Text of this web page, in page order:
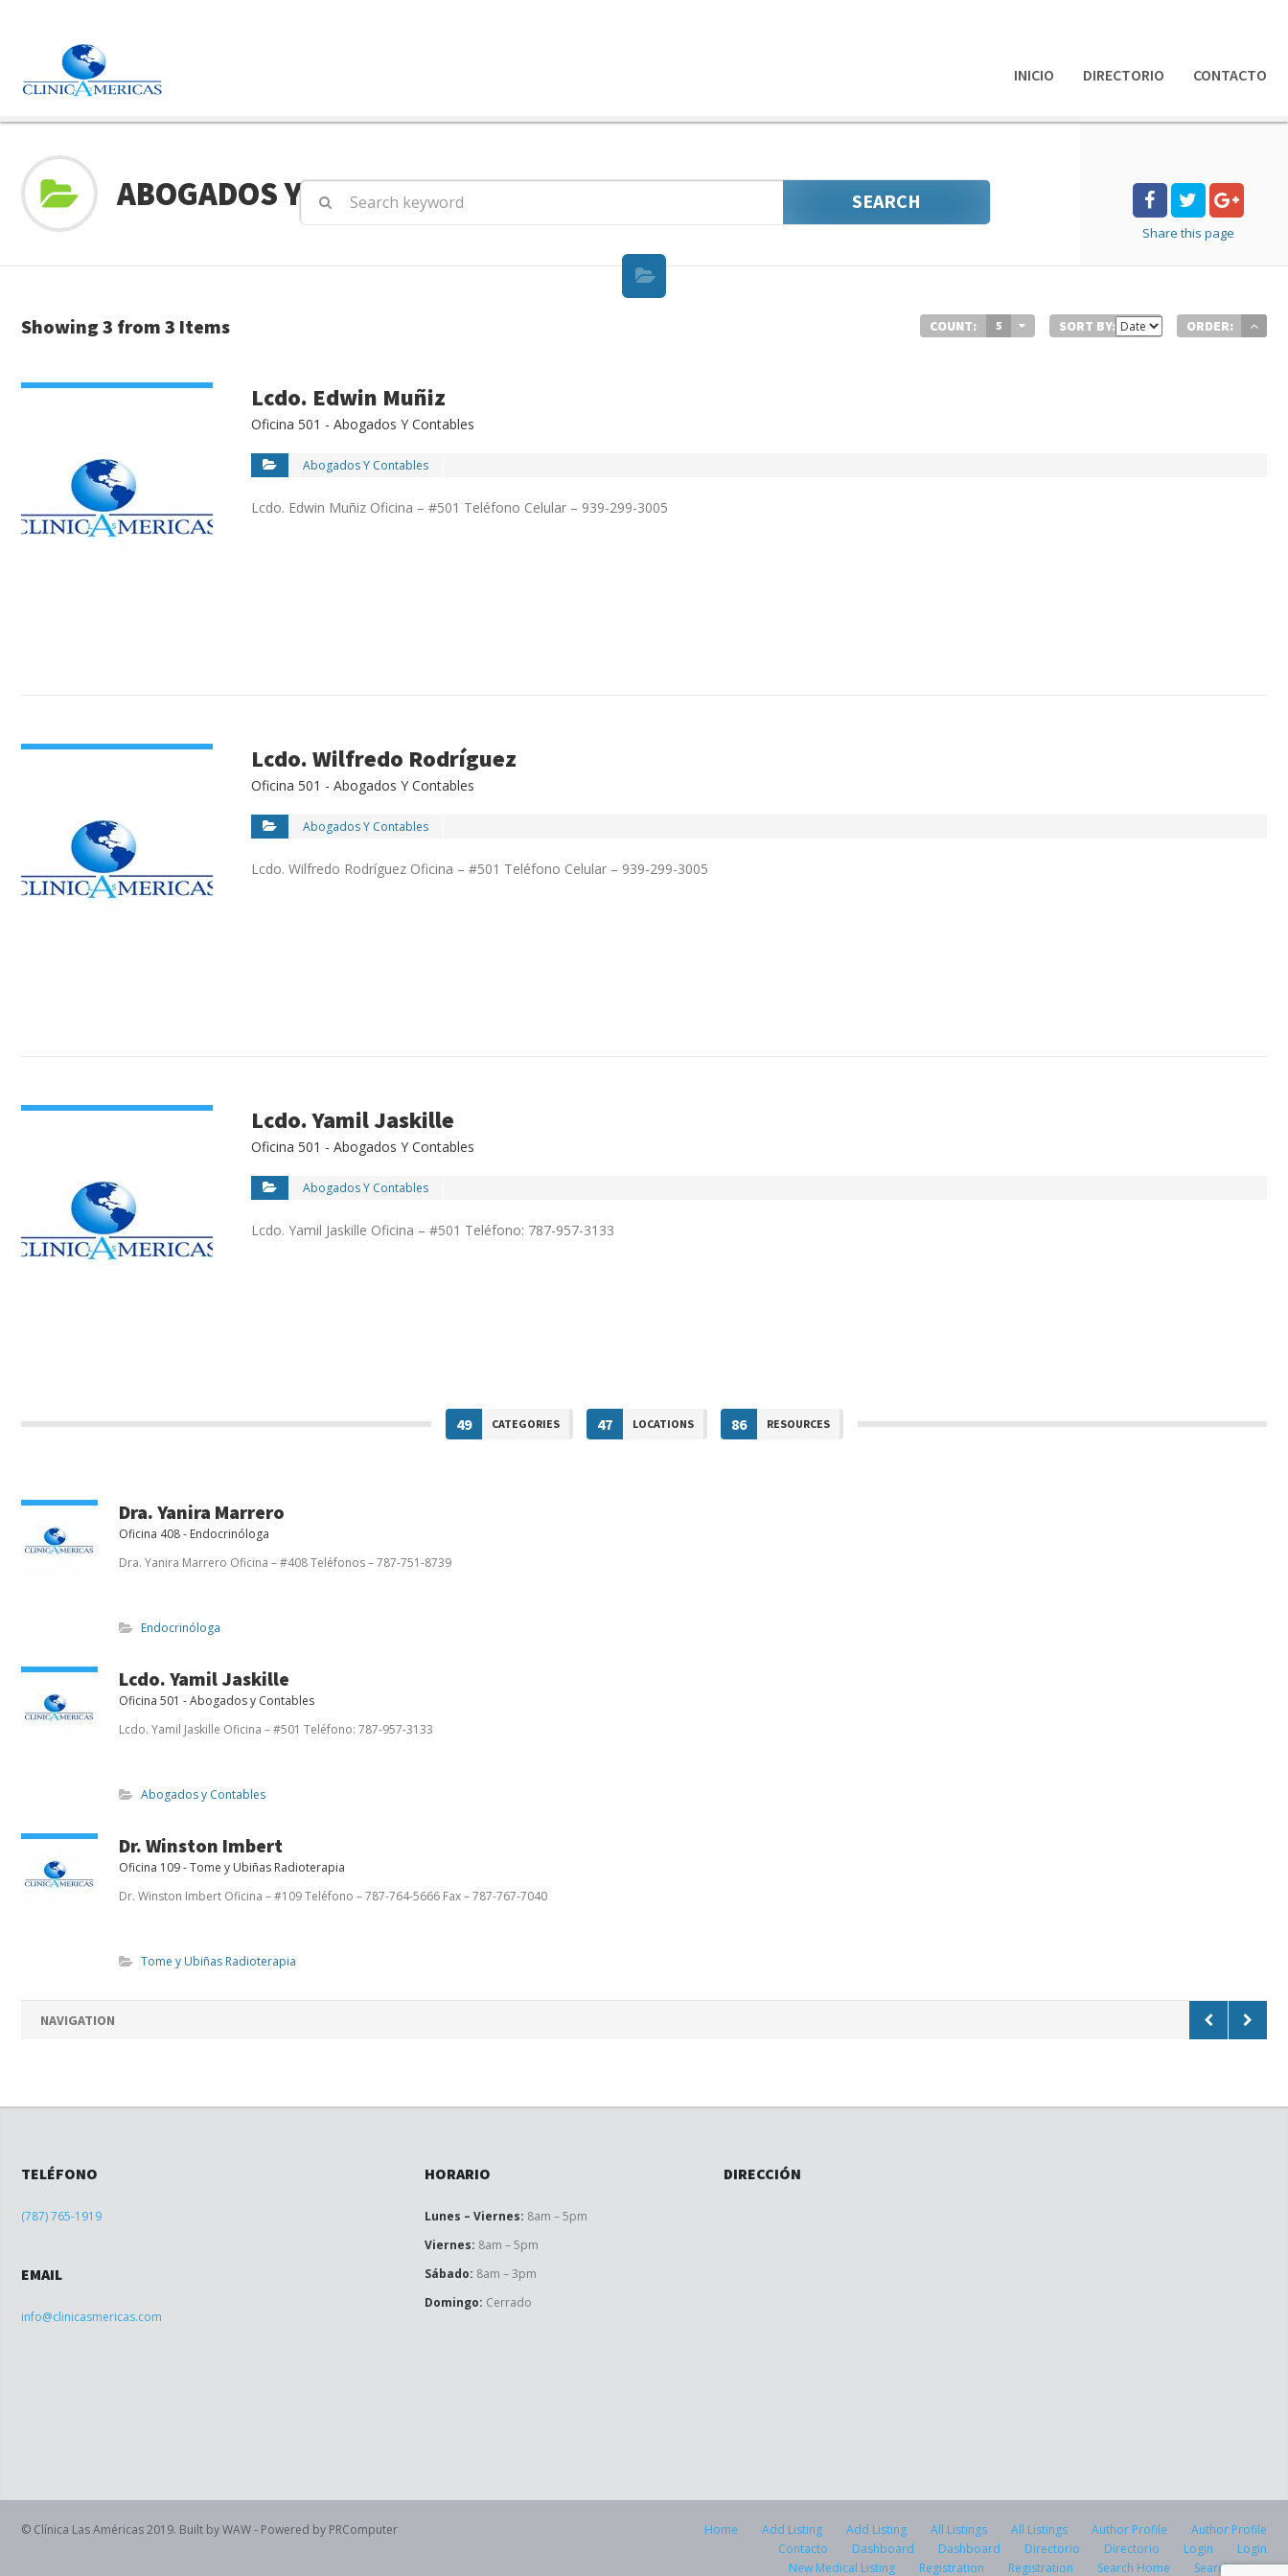
INICIO DIRECTORIO CONTACTO
SEARCH
ABOGADOS Y CONTABLES
Share this page
Showing 3 from 3 Items COUNT: 5 SORT BY: ORDER:
Lcdo. Edwin Muñiz
Oficina 501 - Abogados Y Contables
Abogados Y Contables
Lcdo. Edwin Muñiz Oficina – #501 Teléfono Celular – 939-299-3005
Lcdo. Wilfredo Rodríguez
Oficina 501 - Abogados Y Contables
Abogados Y Contables
Lcdo. Wilfredo Rodríguez Oficina – #501 Teléfono Celular – 939-299-3005
Lcdo. Yamil Jaskille
Oficina 501 - Abogados Y Contables
Abogados Y Contables
Lcdo. Yamil Jaskille Oficina – #501 Teléfono: 787-957-3133
49 CATEGORIES 47 LOCATIONS 86 RESOURCES
Dra. Yanira Marrero
Oficina 408 - Endocrinóloga
Dra. Yanira Marrero Oficina – #408 Teléfonos – 787-751-8739
Endocrinóloga
Lcdo. Yamil Jaskille
Oficina 501 - Abogados y Contables
Lcdo. Yamil Jaskille Oficina – #501 Teléfono: 787-957-3133
Abogados y Contables
Dr. Winston Imbert
Oficina 109 - Tome y Ubiñas Radioterapia
Dr. Winston Imbert Oficina – #109 Teléfono – 787-764-5666 Fax – 787-767-7040
Tome y Ubiñas Radioterapia
NAVIGATION
TELÉFONO
(787) 765-1919
EMAIL
info@clinicasmericas.com
HORARIO
Lunes – Viernes: 8am – 5pm
Viernes: 8am – 5pm
Sábado: 8am – 3pm
Domingo: Cerrado
DIRECCIÓN
Home Add Listing Add Listing All Listings All Listings Author Profile
Author Profile
Contacto
Dashboard Dashboard Directorio Directorio Login
Login
New Medical Listing
Registration Registration Search Home Search Home
© Clínica Las Américas 2019. Built by WAW - Powered by PRComputer